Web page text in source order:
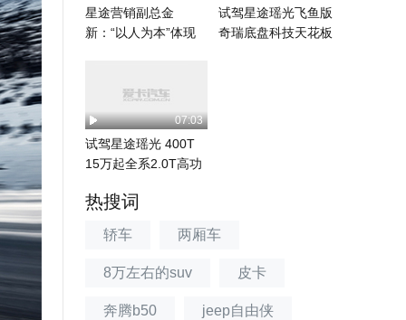
星途营销副总金
新：“以人为本”体现
试驾星途瑶光飞鱼版
奇瑞底盘科技天花板
07:03
试驾星途瑶光 400T
15万起全系2.0T高功
热搜词
轿车 两厢车
8万左右的suv 皮卡
奔腾b50 jeep自由侠